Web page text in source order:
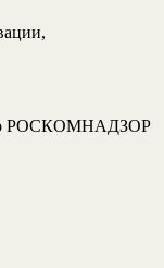
РОСКОМНАДЗОР